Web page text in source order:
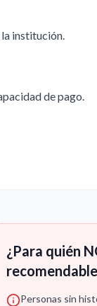
institución.
de pago.
¿Para quién
Personas sin